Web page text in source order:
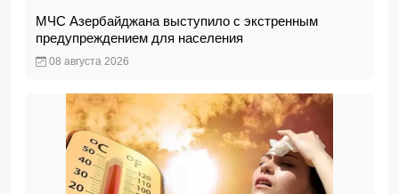
МЧС Азербайджана выступило с экстренным
предупреждением для населения
08 августа 2026